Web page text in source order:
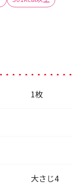
1枚
大さじ4